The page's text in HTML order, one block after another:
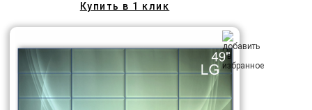
Купить в 1 клик